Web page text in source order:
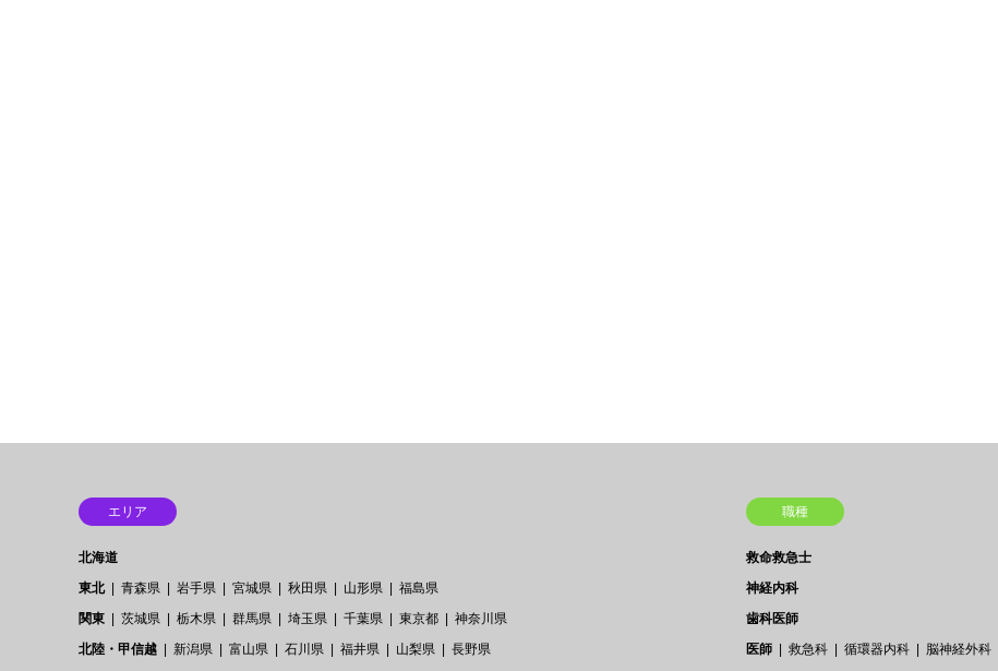
エリア
北海道
東北
青森県 岩手県 宮城県 秋田県 山形県
福島県
関東
茨城県 栃木県 群馬県 埼玉県 千葉県 東京都
神奈川県
北陸・甲信越
新潟県 富山県 石川県 福井県 山梨県
長野県
職種
救命救急士
神経内科
歯科医師
医師
救急科 循環器内科 脳神経外科